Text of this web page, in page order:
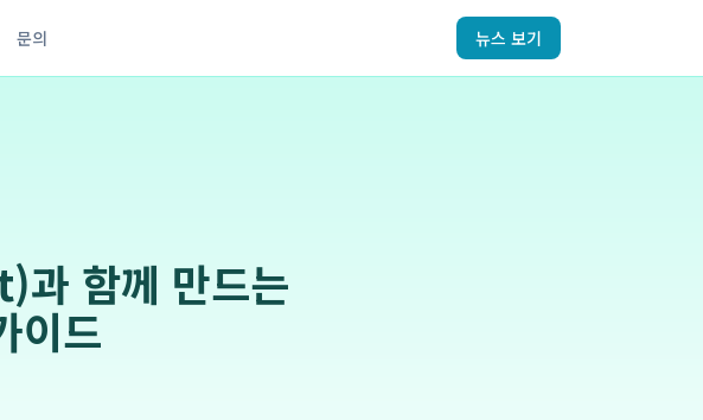
문의 뉴스 보기
함께 만드는
이드